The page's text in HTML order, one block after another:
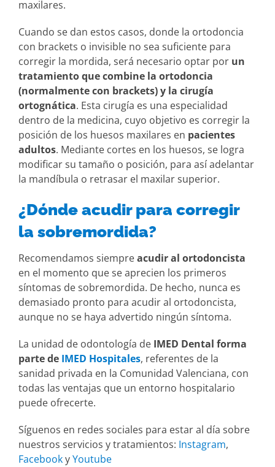
maxilares.
Cuando se dan estos casos, donde la ortodoncia
con brackets o invisible no sea suficiente para
corregir la mordida, será necesario optar por un
tratamiento que combine la ortodoncia
(normalmente con brackets) y la cirugía
ortognática. Esta cirugía es una especialidad
dentro de la medicina, cuyo objetivo es corregir la
posición de los huesos maxilares en pacientes
adultos. Mediante cortes en los huesos, se logra
modificar su tamaño o posición, para así adelantar
la mandíbula o retrasar el maxilar superior.
¿Dónde acudir para corregir
la sobremordida?
Recomendamos siempreacudir al ortodoncista
en el momento que se aprecien los primeros
síntomas de sobremordida. De hecho, nunca es
demasiado pronto para acudir al ortodoncista,
aunque no se haya advertido ningún síntoma.
La unidad de odontología de IMED Dental forma
parte de IMED Hospitales, referentes de la
sanidad privada en la Comunidad Valenciana, con
todas las ventajas que un entorno hospitalario
puede ofrecerte.
Síguenos en redes sociales para estar al día sobre
nuestros servicios y tratamientos: Instagram,
FacebookyYoutube